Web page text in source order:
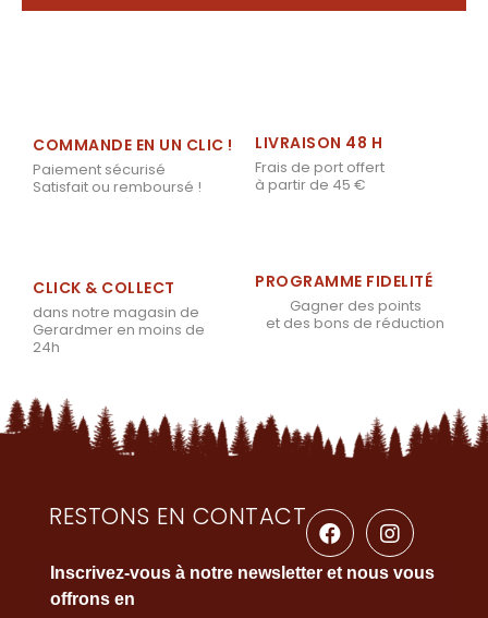
COMMANDE EN UN CLIC !
Paiement sécurisé
Satisfait ou remboursé !
LIVRAISON 48 H
Frais de port offert
à partir de 45 €
CLICK & COLLECT
dans notre magasin de
Gerardmer en moins de
24h
PROGRAMME FIDELITÉ
Gagner des points
et des bons de réduction
RESTONS EN CONTACT
Inscrivez-vous à notre newsletter et nous vous
offrons en